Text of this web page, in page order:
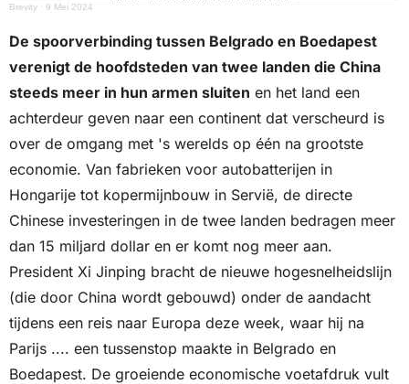
Brevity · 9 Mei 2024
De spoorverbinding tussen Belgrado en Boedapest
verenigt de hoofdsteden van twee landen die China
steeds meer in hun armen sluiten en het land een
achterdeur geven naar een continent dat verscheurd is
over de omgang met 's werelds op één na grootste
economie. Van fabrieken voor autobatterijen in
Hongarije tot kopermijnbouw in Servië, de directe
Chinese investeringen in de twee landen bedragen meer
dan 15 miljard dollar en er komt nog meer aan.
President Xi Jinping bracht de nieuwe hogesnelheidslijn
(die door China wordt gebouwd) onder de aandacht
tijdens een reis naar Europa deze week, waar hij na
Parijs .... een tussenstop maakte in Belgrado en
Boedapest. De groeiende economische voetafdruk vult